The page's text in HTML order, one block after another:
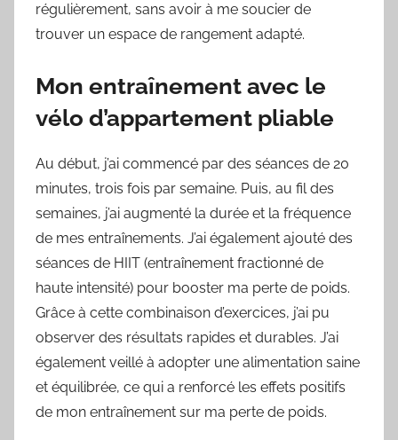
régulièrement, sans avoir à me soucier de
trouver un espace de rangement adapté.
Mon entraînement avec le
vélo d’appartement pliable
Au début, j’ai commencé par des séances de 20
minutes, trois fois par semaine. Puis, au fil des
semaines, j’ai augmenté la durée et la fréquence
de mes entraînements. J’ai également ajouté des
séances de HIIT (entraînement fractionné de
haute intensité) pour booster ma perte de poids.
Grâce à cette combinaison d’exercices, j’ai pu
observer des résultats rapides et durables. J’ai
également veillé à adopter une alimentation saine
et équilibrée, ce qui a renforcé les effets positifs
de mon entraînement sur ma perte de poids.